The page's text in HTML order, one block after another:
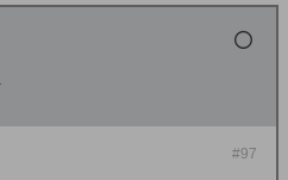
#97